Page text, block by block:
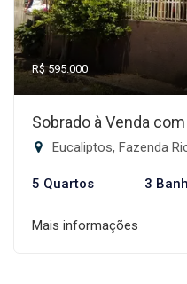
R$ 595.000
Sobrado à Venda
Eucaliptos, Fazenda
5 Quartos 3
Mais informações